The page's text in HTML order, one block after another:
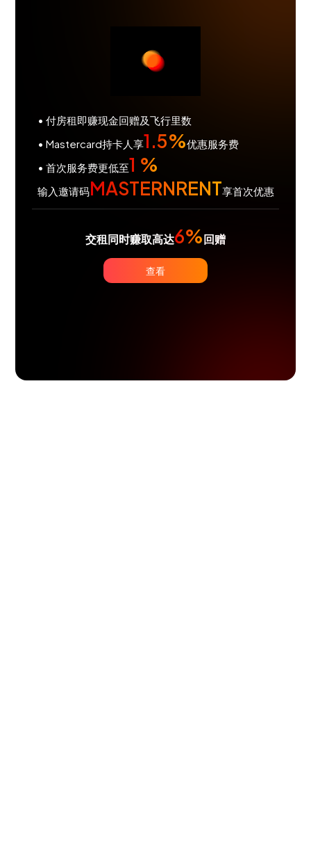
• 付房租即赚现金回赠及飞行里数
• Mastercard持卡人享1.5%优惠服务费
• 首次服务费更低至1 %
输入邀请码MASTERNRENT享首次优惠
交租同时赚取高达6%回赠
查看